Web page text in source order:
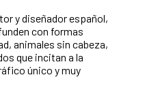
y diseñador español,
con formas
animales sin cabeza,
que incitan a la
único y muy